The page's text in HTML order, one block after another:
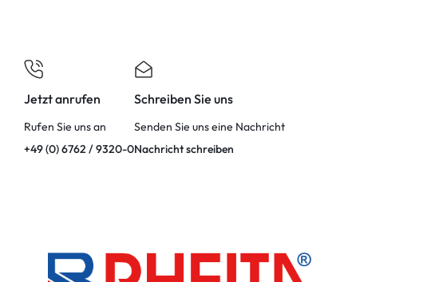
Jetzt anrufen
Rufen Sie uns an
+49 (0) 6762 / 9320-0
Schreiben Sie uns
Senden Sie uns eine Nachricht
Nachricht schreiben